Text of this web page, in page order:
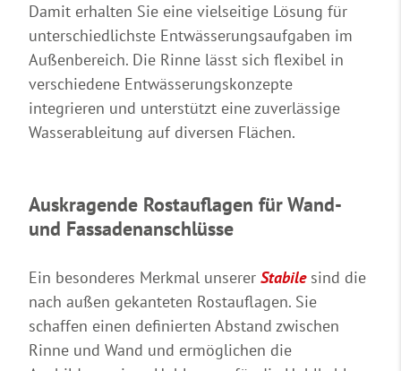
Damit erhalten Sie eine vielseitige Lösung für
unterschiedlichste Entwässerungsaufgaben im
Außenbereich. Die Rinne lässt sich flexibel in
verschiedene Entwässerungskonzepte
integrieren und unterstützt eine zuverlässige
Wasserableitung auf diversen Flächen.
Auskragende Rostauflagen für Wand-
und Fassadenanschlüsse
Ein besonderes Merkmal unserer Stabilesind die
nach außen gekanteten Rostauflagen. Sie
schaffen einen definierten Abstand zwischen
Rinne und Wand und ermöglichen die